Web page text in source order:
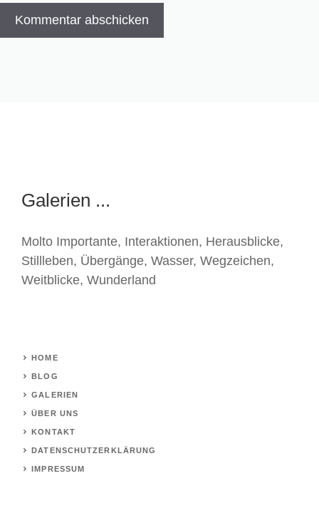
Galerien ...
Molto Importante, Interaktionen, Herausblicke,
Stillleben, Übergänge, Wasser, Wegzeichen,
Weitblicke, Wunderland
HOME
BLOG
GALERIEN
ÜBER UNS
KONTAKT
DATENSCHUTZERKLÄRUNG
IMPRESSUM